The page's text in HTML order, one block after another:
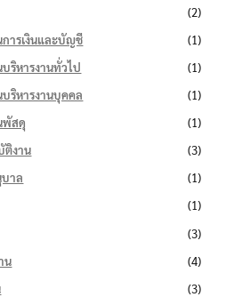
(2)
ารเงินและบัญชี
(1)
ริหารงานทั่วไป
(1)
ริหารงานบุคคล
(1)
พัสดุ
(1)
ติงาน
(3)
าล
(1)
(1)
(3)
น
(4)
(3)